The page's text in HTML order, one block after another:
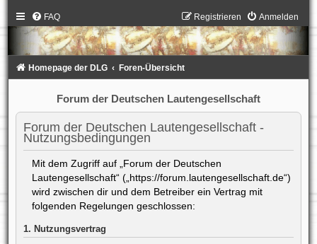
FAQ Anmelden
Registrieren
Homepage der DLG Foren-Übersicht
Forum der Deutschen Lautengesellschaft
Forum der Deutschen Lautengesellschaft -
Nutzungsbedingungen
Mit dem Zugriff auf „Forum der Deutschen
Lautengesellschaft“ („https://forum.lautengesellschaft.de“)
wird zwischen dir und dem Betreiber ein Vertrag mit
folgenden Regelungen geschlossen:
1. Nutzungsvertrag